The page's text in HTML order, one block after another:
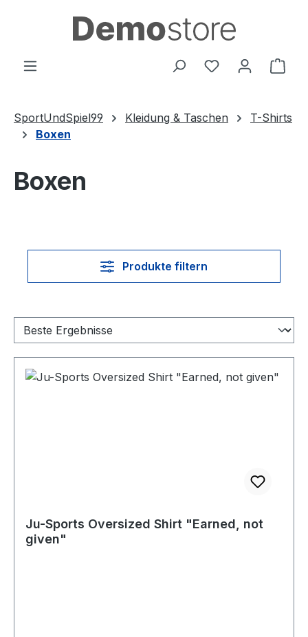
Zum Hauptinhalt springen
Du hast 0
SportUndSpiel99 Kleidung & Taschen
T-Shirts
Boxen
Boxen
Produkte filtern
Ju-Sports Oversized Shirt "Earned, not
given"